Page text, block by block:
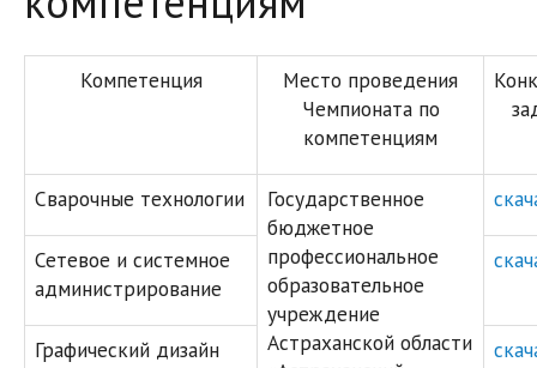
Компетенция
Место проведения
Чемпионата по
компетенциям
Сварочные технологии
Государственное
бюджетное
профессиональное
образовательное
учреждение
Астраханской области
Сетевое и системное
администрирование
Графический дизайн